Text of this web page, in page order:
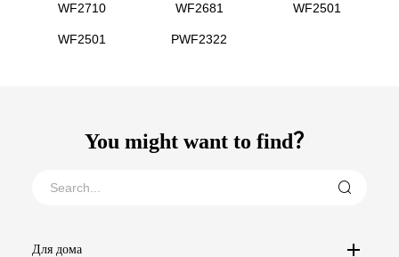
WF2710 WF2681 WF2501
WF2501 PWF2322
You might want to find？
Для дома